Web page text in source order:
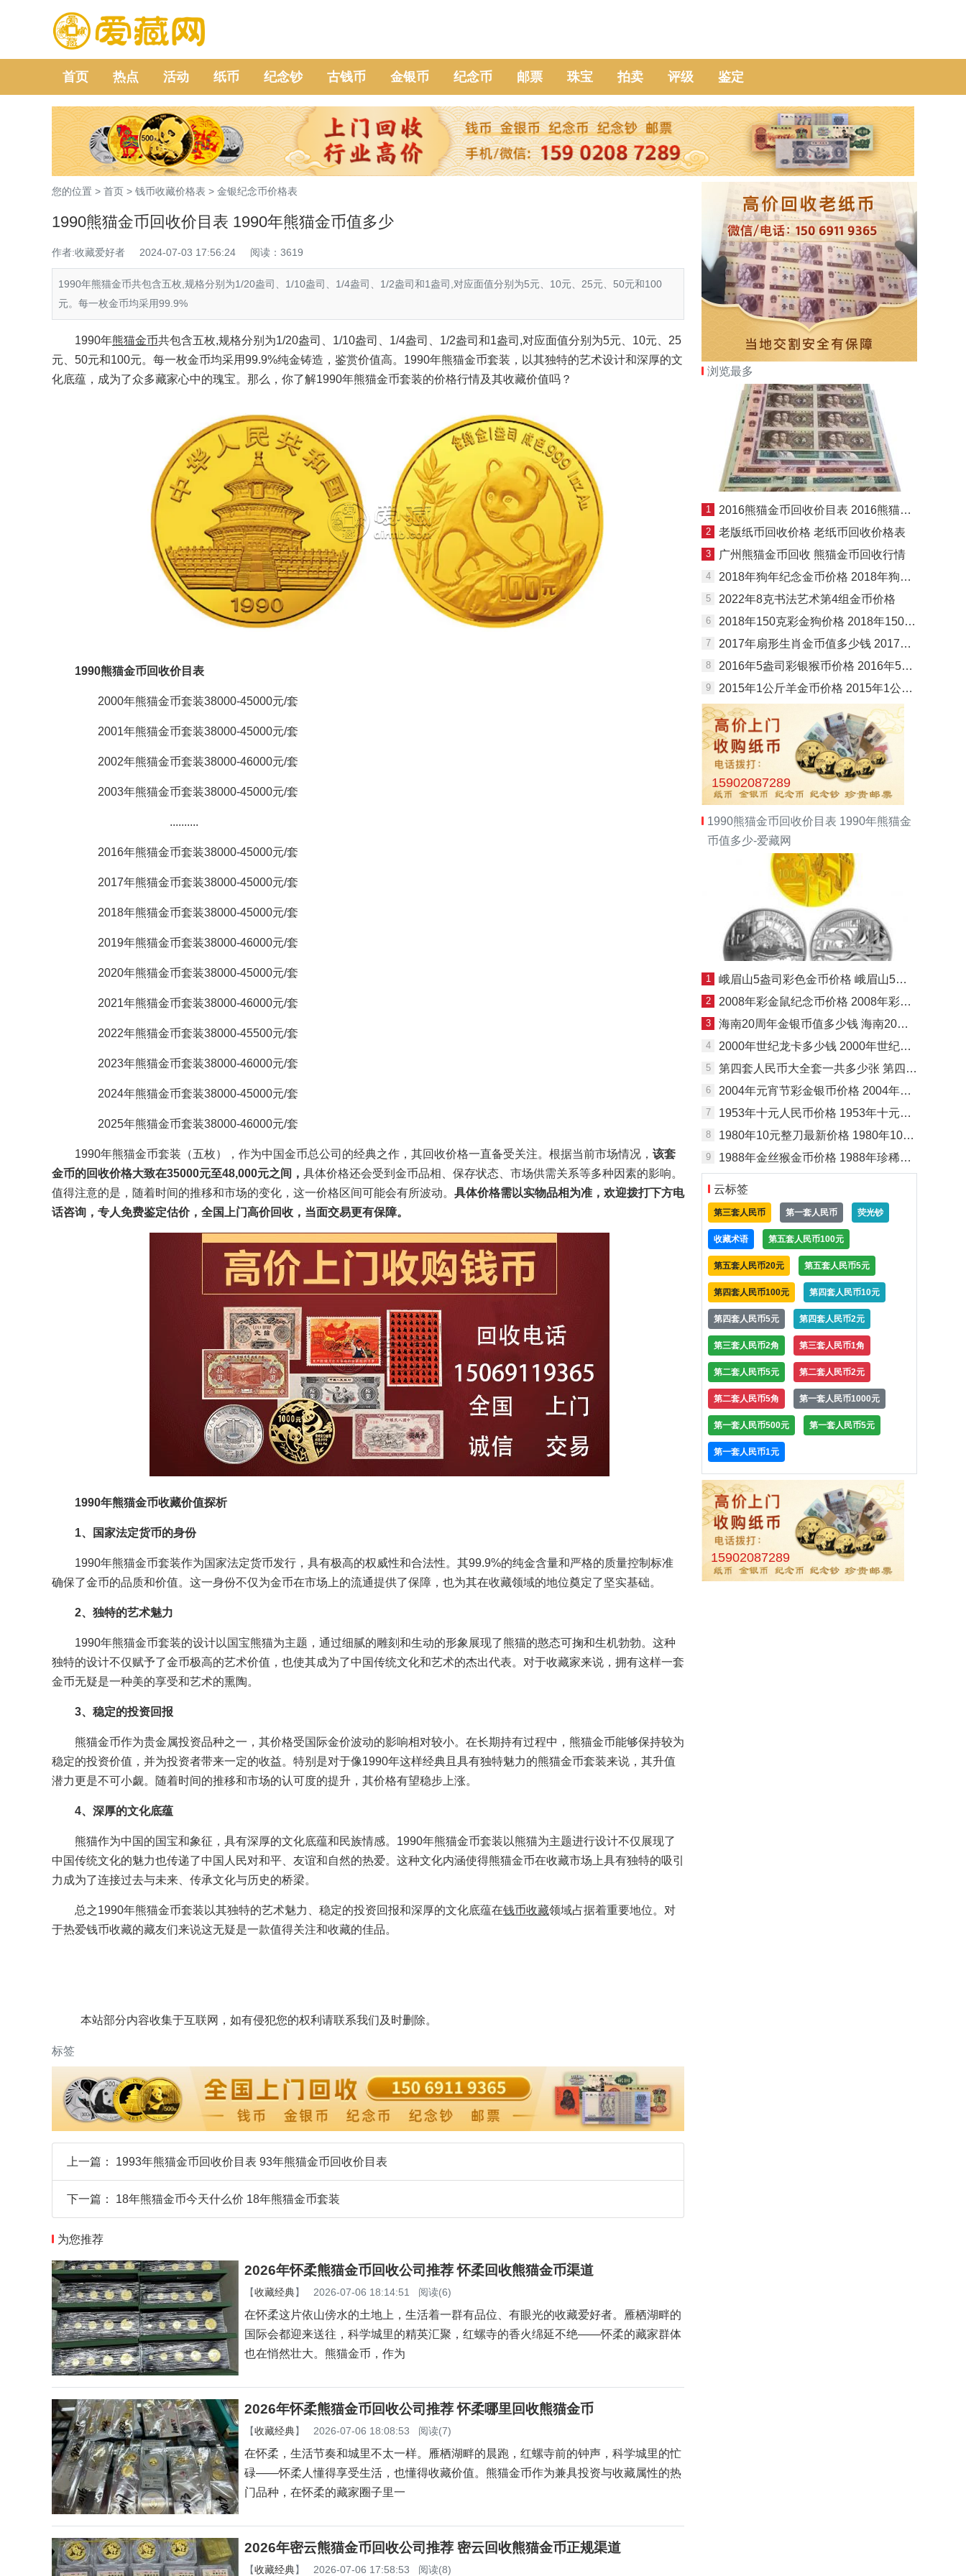
首页 热点 活动 纸币 纪念钞 古钱币 金银币 纪念币 邮票 珠宝 拍卖 评级 鉴定
您的位置 > 首页 > 钱币收藏价格表 > 金银纪念币价格表
1990熊猫金币回收价目表 1990年熊猫金币值多少
作者:收藏爱好者 2024-07-03 17:56:24 阅读：3619
1990年熊猫金币共包含五枚,规格分别为1/20盎司、1/10盎司、1/4盎司、1/2盎司和1盎司,对应面值分别为5元、10元、25元、50元和100
元。每一枚金币均采用99.9%
1990年熊猫金币共包含五枚,规格分别为1/20盎司、1/10盎司、1/4盎司、1/2盎司和1盎司,对应面值分别为5元、10元、25
元、50元和100元。每一枚金币均采用99.9%纯金铸造，鉴赏价值高。1990年熊猫金币套装，以其独特的艺术设计和深厚的文
化底蕴，成为了众多藏家心中的瑰宝。那么，你了解1990年熊猫金币套装的价格行情及其收藏价值吗？
1990熊猫金币回收价目表
2000年熊猫金币套装38000-45000元/套
2001年熊猫金币套装38000-45000元/套
2002年熊猫金币套装38000-46000元/套
2003年熊猫金币套装38000-45000元/套
..........
2016年熊猫金币套装38000-45000元/套
2017年熊猫金币套装38000-45000元/套
2018年熊猫金币套装38000-45000元/套
2019年熊猫金币套装38000-46000元/套
2020年熊猫金币套装38000-45000元/套
2021年熊猫金币套装38000-46000元/套
2022年熊猫金币套装38000-45500元/套
2023年熊猫金币套装38000-46000元/套
2024年熊猫金币套装38000-45000元/套
2025年熊猫金币套装38000-46000元/套
1990年熊猫金币套装（五枚），作为中国金币总公司的经典之作，其回收价格一直备受关注。根据当前市场情况， 该套
金币的回收价格大致在35000元至48,000元之间， 具体价格还会受到金币品相、保存状态、市场供需关系等多种因素的影响。
值得注意的是，随着时间的推移和市场的变化，这一价格区间可能会有所波动。 具体价格需以实物品相为准，欢迎拨打下方电
话咨询，专人免费鉴定估价，全国上门高价回收，当面交易更有保障。
1990年熊猫金币收藏价值探析
1、国家法定货币的身份
1990年熊猫金币套装作为国家法定货币发行，具有极高的权威性和合法性。其99.9%的纯金含量和严格的质量控制标准
确保了金币的品质和价值。这一身份不仅为金币在市场上的流通提供了保障，也为其在收藏领域的地位奠定了坚实基础。
2、独特的艺术魅力
1990年熊猫金币套装的设计以国宝熊猫为主题，通过细腻的雕刻和生动的形象展现了熊猫的憨态可掬和生机勃勃。这种
独特的设计不仅赋予了金币极高的艺术价值，也使其成为了中国传统文化和艺术的杰出代表。对于收藏家来说，拥有这样一套
金币无疑是一种美的享受和艺术的熏陶。
3、稳定的投资回报
熊猫金币作为贵金属投资品种之一，其价格受国际金价波动的影响相对较小。在长期持有过程中，熊猫金币能够保持较为
稳定的投资价值，并为投资者带来一定的收益。特别是对于像1990年这样经典且具有独特魅力的熊猫金币套装来说，其升值
潜力更是不可小觑。随着时间的推移和市场的认可度的提升，其价格有望稳步上涨。
4、深厚的文化底蕴
熊猫作为中国的国宝和象征，具有深厚的文化底蕴和民族情感。1990年熊猫金币套装以熊猫为主题进行设计不仅展现了
中国传统文化的魅力也传递了中国人民对和平、友谊和自然的热爱。这种文化内涵使得熊猫金币在收藏市场上具有独特的吸引
力成为了连接过去与未来、传承文化与历史的桥梁。
总之1990年熊猫金币套装以其独特的艺术魅力、稳定的投资回报和深厚的文化底蕴在钱币收藏领域占据着重要地位。对
于热爱钱币收藏的藏友们来说这无疑是一款值得关注和收藏的佳品。
本站部分内容收集于互联网，如有侵犯您的权利请联系我们及时删除。
标签
上一篇： 1993年熊猫金币回收价目表 93年熊猫金币回收价目表
下一篇： 18年熊猫金币今天什么价 18年熊猫金币套装
为您推荐
2026年怀柔熊猫金币回收公司推荐 怀柔回收熊猫金币渠道
【收藏经典】 2026-07-06 18:14:51 阅读(6)
在怀柔这片依山傍水的土地上，生活着一群有品位、有眼光的收藏爱好者。雁栖湖畔的
国际会都迎来送往，科学城里的精英汇聚，红螺寺的香火绵延不绝——怀柔的藏家群体
也在悄然壮大。熊猫金币，作为
2026年怀柔熊猫金币回收公司推荐 怀柔哪里回收熊猫金币
【收藏经典】 2026-07-06 18:08:53 阅读(7)
在怀柔，生活节奏和城里不太一样。雁栖湖畔的晨跑，红螺寺前的钟声，科学城里的忙
碌——怀柔人懂得享受生活，也懂得收藏价值。熊猫金币作为兼具投资与收藏属性的热
门品种，在怀柔的藏家圈子里一
2026年密云熊猫金币回收公司推荐 密云回收熊猫金币正规渠道
【收藏经典】 2026-07-06 17:58:53 阅读(8)
浏览最多
1 2016熊猫金币回收价目表 2016熊猫金币市场价
2 老版纸币回收价格 老纸币回收价格表
3 广州熊猫金币回收 熊猫金币回收行情
4 2018年狗年纪念金币价格 2018年狗年纪念金币最新价格
5 2022年8克书法艺术第4组金币价格
6 2018年150克彩金狗价格 2018年150克彩金狗最新价格
7 2017年扇形生肖金币值多少钱 2017年扇形生肖金币价格
8 2016年5盎司彩银猴币价格 2016年5盎司彩银猴币市场行情
9 2015年1公斤羊金币价格 2015年1公斤羊金币现值价格
15902087289
1990熊猫金币回收价目表 1990年熊猫金
币值多少-爱藏网
1 峨眉山5盎司彩色金币价格 峨眉山5盎司彩色金币值多少钱
2 2008年彩金鼠纪念币价格 2008年彩金鼠纪念币最新价格
3 海南20周年金银币值多少钱 海南20周年金银币收藏价值
4 2000年世纪龙卡多少钱 2000年世纪龙卡收藏价值
5 第四套人民币大全套一共多少张 第四套人民币大全套价格
6 2004年元宵节彩金银币价格 2004年元宵节彩金银币市场行情
7 1953年十元人民币价格 1953年十元人民币图片
8 1980年10元整刀最新价格 1980年10元整刀价格
9 1988年金丝猴金币价格 1988年珍稀动物金丝猴金币回收价格
云标签
第三套人民币 第一套人民币 荧光钞
收藏术语 第五套人民币100元
第五套人民币20元 第五套人民币5元
第四套人民币100元 第四套人民币10元
第四套人民币5元 第四套人民币2元
第三套人民币2角 第三套人民币1角
第二套人民币5元 第二套人民币2元
第二套人民币5角 第一套人民币1000元
第一套人民币500元 第一套人民币5元
第一套人民币1元
15902087289